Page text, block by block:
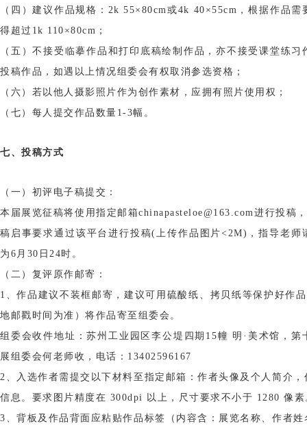
（四）建议作品规格：2k 55×80cm或4k 40×55cm，根据作品
得超过1k 110×80cm；
（五）不接受临摹作品和打印底稿绘制作品，亦不接受课堂练
投稿作品，如遇以上情况组委会有权取消参选资格；
（六）若以他人摄影照片作为创作素材，应拥有照片使用权；
（七）每人提交作品数量1-3幅。
七、投稿方式
（一）初评电子稿提交：
本届展览征稿将使用指定邮箱chinapasteloe@163.com进行投稿
稿启事要求通过该平台进行投稿(上传作品图片<2M)，指导老师
为6月30日24时。
（二）复评原作邮寄：
1、作品建议不装框邮寄，建议可用硫酸纸、拷贝纸等保护好作
地邮戳时间为准）将作品寄至组委会。
组委会收件地址：苏州工业园区李公堤四期15幢 明·美术馆，第
展组委会何老师收，电话：13402596167
2、入选作者需提交以下材料至指定邮箱：作者头像及个人简介
信息。要求图片精度在 300dpi 以上，尺寸要求不小于 1280 像素
3、背板及作品背面应粘贴作品标签（内容含：展览名称、作者